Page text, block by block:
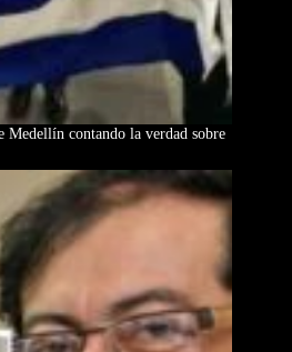
Medellín contando la verdad sobre